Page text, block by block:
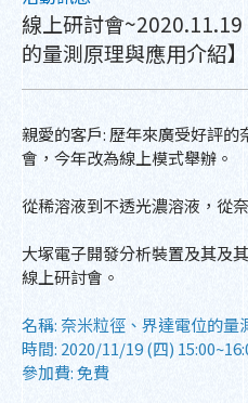
線上研討會
的量測原理與應用介紹】
親愛的客戶: 歷年來廣受好評
會，今年改為線上模式舉辦。
從稀溶液到不透光濃溶液，從
大塚電子開發分析裝置及其及
線上研討會。
名稱: 奈米粒徑、界達電位的量
時間: 2020/11/19 (四)
參加費: 免費